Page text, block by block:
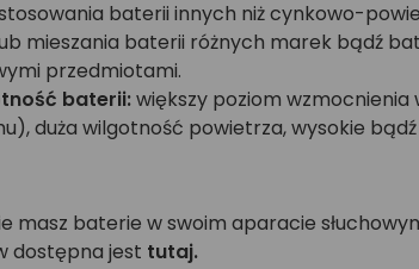
baterii innych niż cynkowo-
mieszania baterii różnych marek bądź
przedmiotami.
baterii:większy poziom wzmocnienia
duża wilgotność powietrza, wysokie
masz baterie w swoim aparacie
dostępna jest tutaj.